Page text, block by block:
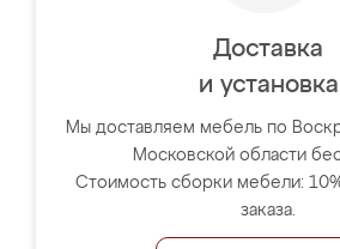
Доставка
и установка
Мы доставляем мебель по
Московской области
Стоимость сборки мебели:
заказа.